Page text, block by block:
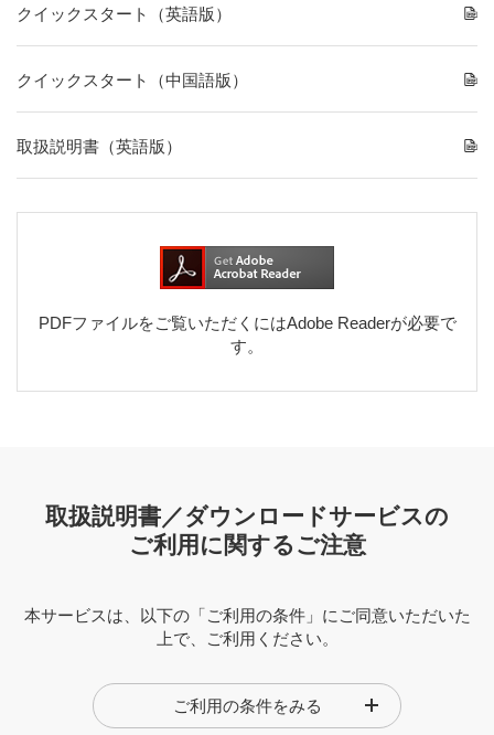
クイックスタート（英語版）
クイックスタート（中国語版）
取扱説明書（英語版）
PDFファイルをご覧いただくにはAdobe Readerが必要で
す。
取扱説明書／ダウンロードサービスの
ご利用に関するご注意
本サービスは、以下の「ご利用の条件」にご同意いただいた
上で、ご利用ください。
取扱説明書の内容は、製品の仕様変更などの理由により、
予告なく変更される場合があります。そのため、本サービ
ご利用の条件をみる